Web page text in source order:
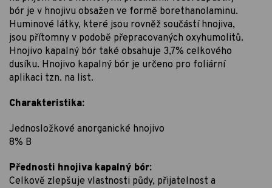
bór je v hnojivu obsažen ve formě borethanolaminu.
Huminové látky, které jsou rovněž součástí hnojiva,
jsou přítomny v podobě přepracovaných oxyhumolitů.
Hnojivo kapalný bór také obsahuje 3,7% celkového
dusíku. Hnojivo kapalný bór je určeno pro foliární
aplikaci tzn. na list.
Charakteristika:
Jednosložkové anorganické hnojivo
8% B
Přednosti hnojiva kapalný bór:
Celkově zlepšuje vlastnosti půdy, přijatelnost a